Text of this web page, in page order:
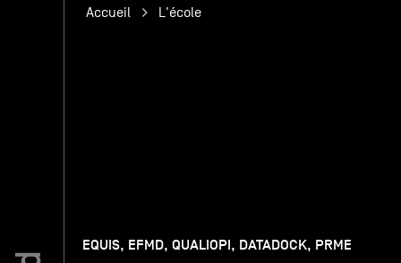
L'écoleAccueil L'école
EQUIS, EFMD, QUALIOPI, DATADOCK, PRME